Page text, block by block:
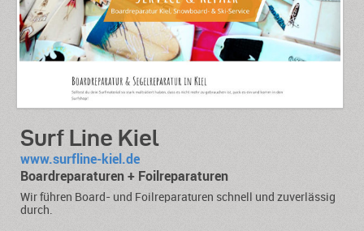
Surf Line Kiel
www.surfline-kiel.de
Boardreparaturen + Foilreparaturen
Wir führen Board- und Foilreparaturen schnell und zuverlässig
durch.